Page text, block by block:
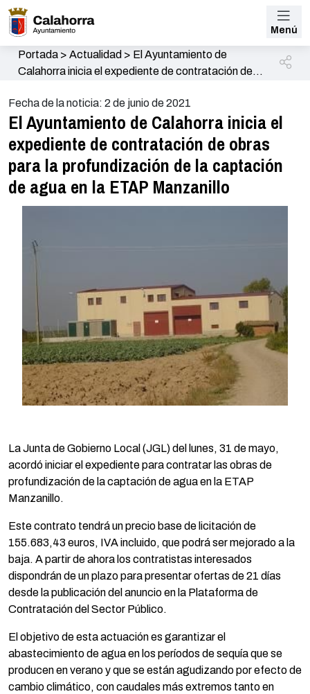
Menú
Portada> Actualidad > El Ayuntamiento de
Calahorra inicia el expediente de contratación de
agua en la ETAP Manzanillo
Fecha de la noticia: 2 de junio de 2021
El Ayuntamiento de Calahorra inicia el
expediente de contratación de obras
para la profundización de la captación
de agua en la ETAP Manzanillo
La Junta de Gobierno Local (JGL) del lunes, 31 de mayo,
acordó iniciar el expediente para contratar las obras de
profundización de la captación de agua en la ETAP
Manzanillo.
Este contrato tendrá un precio base de licitación de
155.683,43 euros, IVA incluido, que podrá ser mejorado a la
baja. A partir de ahora los contratistas interesados
dispondrán de un plazo para presentar ofertas de 21 días
desde la publicación del anuncio en la Plataforma de
Contratación del Sector Público.
El objetivo de esta actuación es garantizar el
abastecimiento de agua en los períodos de sequía que se
producen en verano y que se están agudizando por efecto de
cambio climático, con caudales más extremos tanto en